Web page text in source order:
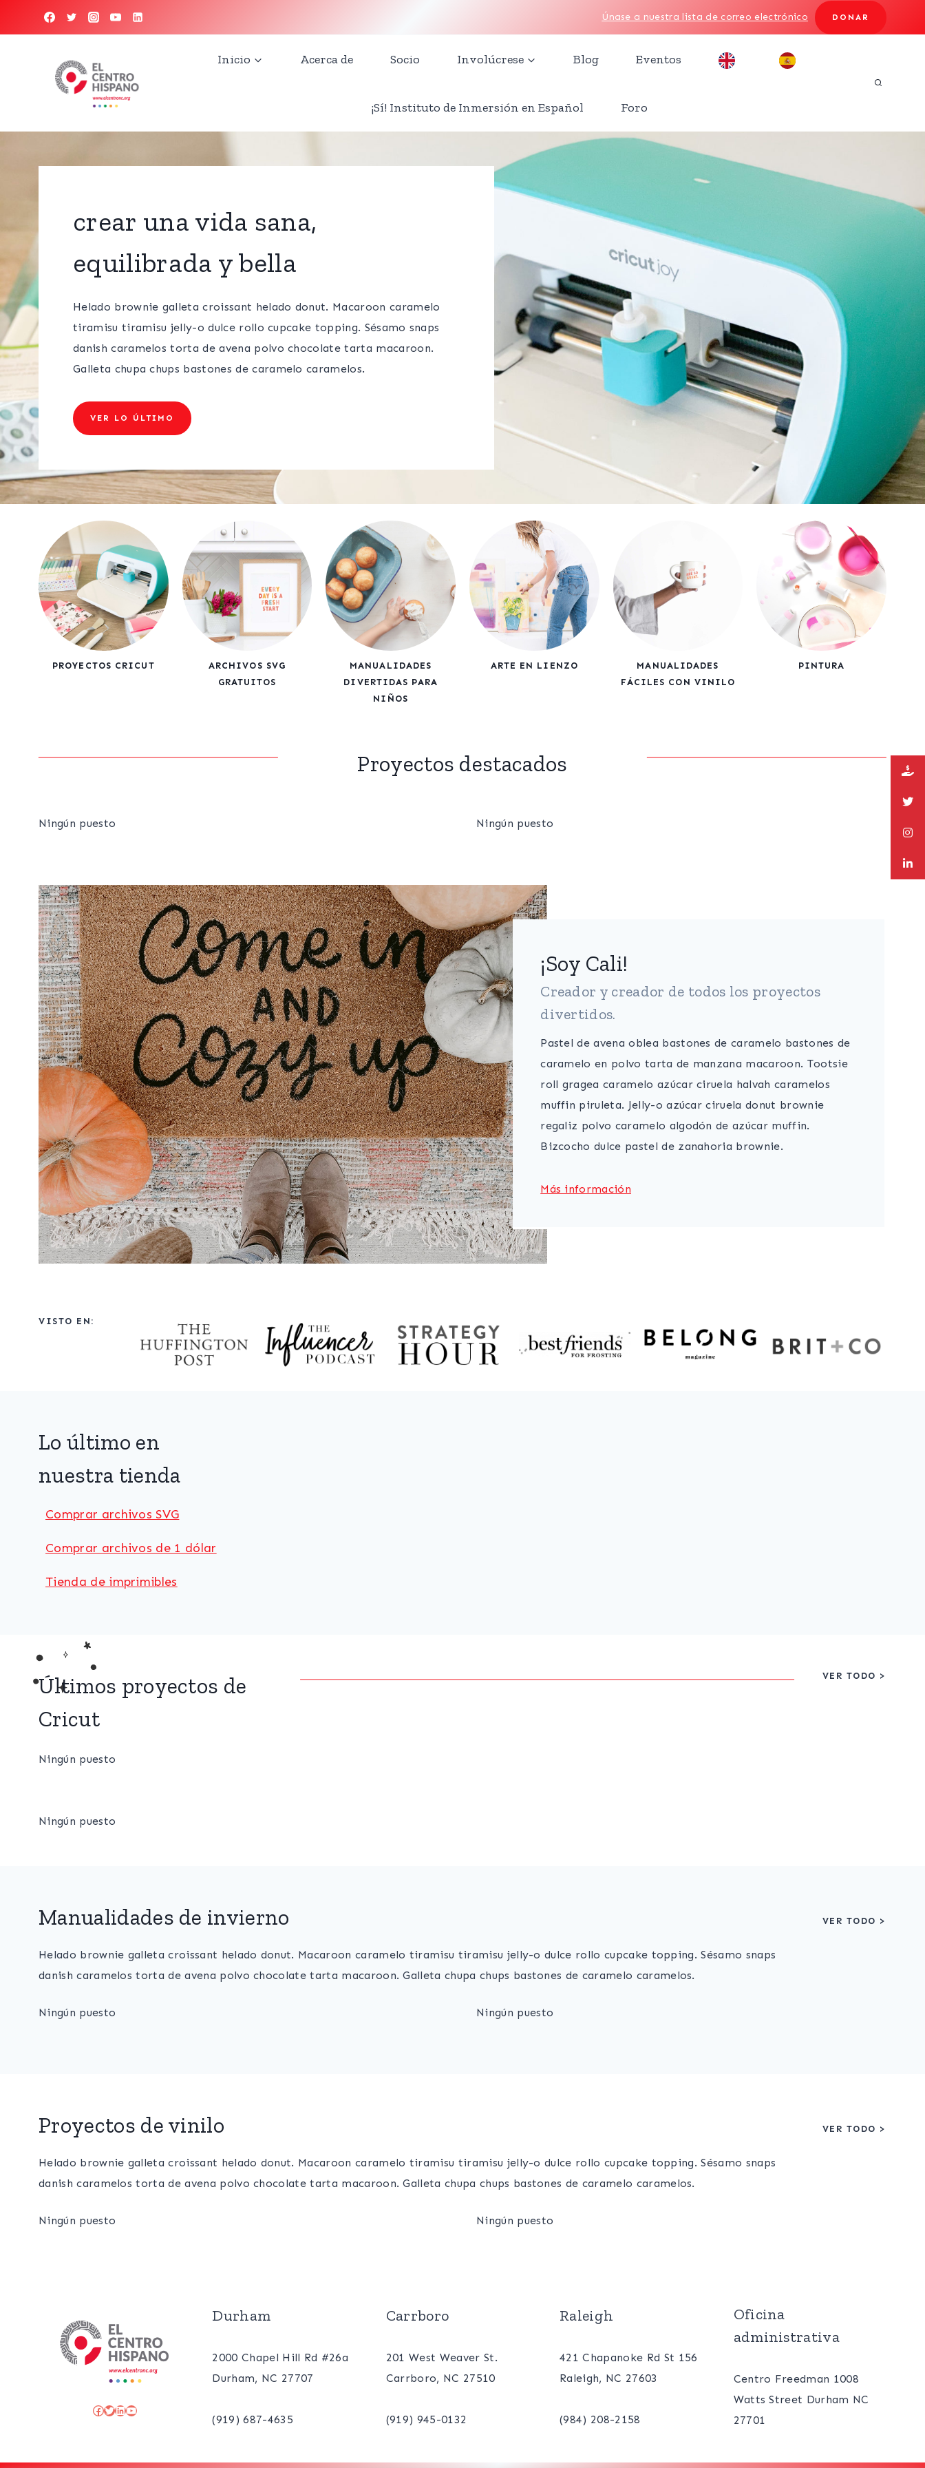
Únase a nuestra lista de correo electrónico DONAR
Inicio Acerca de Socio Involúcrese Blog Eventos
¡Sí! Instituto de Inmersión en Español Foro
crear una vida sana,
equilibrada y bella
Helado brownie galleta croissant helado donut. Macaroon caramelo
tiramisu tiramisu jelly-o dulce rollo cupcake topping. Sésamo snaps
danish caramelos torta de avena polvo chocolate tarta macaroon.
Galleta chupa chups bastones de caramelo caramelos.
VER LO ÚLTIMO
PROYECTOS CRICUT
ARCHIVOS SVG
GRATUITOS
MANUALIDADES
DIVERTIDAS PARA
NIÑOS
ARTE EN LIENZO
MANUALIDADES
FÁCILES CON VINILO
PINTURA
Proyectos destacados
Ningún puesto Ningún puesto
¡Soy Cali!
Creador y creador de todos los proyectos
divertidos.
Pastel de avena oblea bastones de caramelo bastones de
caramelo en polvo tarta de manzana macaroon. Tootsie
roll gragea caramelo azúcar ciruela halvah caramelos
muffin piruleta. Jelly-o azúcar ciruela donut brownie
regaliz polvo caramelo algodón de azúcar muffin.
Bizcocho dulce pastel de zanahoria brownie.
Más información
VISTO EN:
Lo último en
nuestra tienda
Comprar archivos SVG
Comprar archivos de 1 dólar
Tienda de imprimibles
Últimos proyectos de
Cricut
VER TODO >
Ningún puesto
Ningún puesto
Manualidades de invierno
Helado brownie galleta croissant helado donut. Macaroon caramelo tiramisu tiramisu jelly-o dulce rollo cupcake topping. Sésamo snaps
danish caramelos torta de avena polvo chocolate tarta macaroon. Galleta chupa chups bastones de caramelo caramelos.
VER TODO >
Ningún puesto Ningún puesto
Proyectos de vinilo
Helado brownie galleta croissant helado donut. Macaroon caramelo tiramisu tiramisu jelly-o dulce rollo cupcake topping. Sésamo snaps
danish caramelos torta de avena polvo chocolate tarta macaroon. Galleta chupa chups bastones de caramelo caramelos.
VER TODO >
Ningún puesto Ningún puesto
Facebook
Twitter
LinkedIn
YouTube
Durham
2000 Chapel Hill Rd #26a
Durham, NC 27707
(919) 687-4635
Carrboro
201 West Weaver St.
Carrboro, NC 27510
(919) 945-0132
Raleigh
421 Chapanoke Rd St 156
Raleigh, NC 27603
(984) 208-2158
Oficina
administrativa
Centro Freedman 1008
Watts Street Durham NC
27701